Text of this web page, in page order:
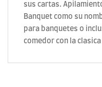
sus cartas.
Banquet como su
para banquetes o
comedor con la